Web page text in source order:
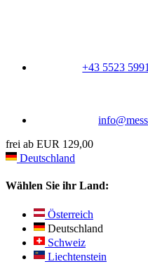
+43 5523
frei ab EUR 129,00
Deutschland
Wählen Sie ihr Land:
Österreich
Deutschland
Schweiz
Liechtenstein